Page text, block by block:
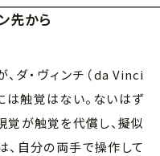
先から
ダ・ヴィンチ（da Vinci
触覚はない。ないはず
覚が触覚を代償し、擬似
、自分の両手で操作して